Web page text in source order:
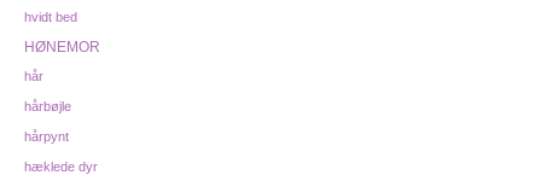
hvidt bed
HØNEMOR
hår
hårbøjle
hårpynt
hæklede dyr